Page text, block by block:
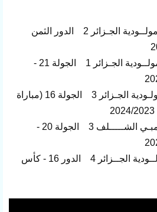
5 / اتحـــــاد خنشـــــلة 1 مولــودية الجـزائر 2 الدور الثمن
4 / شبيبــة الســــاورة 0 مولــودية الجـزائر 1 الجولة 21 -
3 / نجــم بـن عكنــون 2 مولـودية الجـزائر 3 الجولة 16 (مباراة
2 / مولـودية الجـزائر 6 أولمبـي الشـــــلف 3 الجولة 20 -
1 / شبـــاب الــزاوية 1 مولــودية الجــزائر 4 الدور 16 - كأس